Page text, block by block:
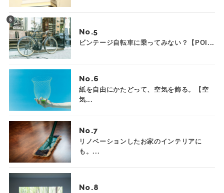
No.
ビンテージ自転車に乗ってみない？【POI...
No.
紙を自由にかたどって、空気を飾る。【空
気...
No.
リノベーションしたお家のインテリアに
も。...
No.